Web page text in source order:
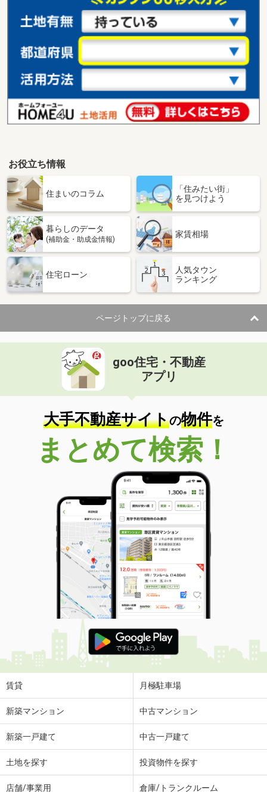
お役立ち情報
住まいのコラム
「住みたい街」
を見つけよう
暮らしのデータ
(補助金・助成金情報)
家賃相場
住宅ローン
人気タウン
ランキング
ページトップに戻る
goo住宅・不動産
アプリ
大手不動産サイトの物件を
まとめて検索！
賃貸 月極駐車場
新築マンション 中古マンション
新築一戸建て 中古一戸建て
土地を探す 投資物件を探す
店舗/事業用 倉庫/トランクルーム